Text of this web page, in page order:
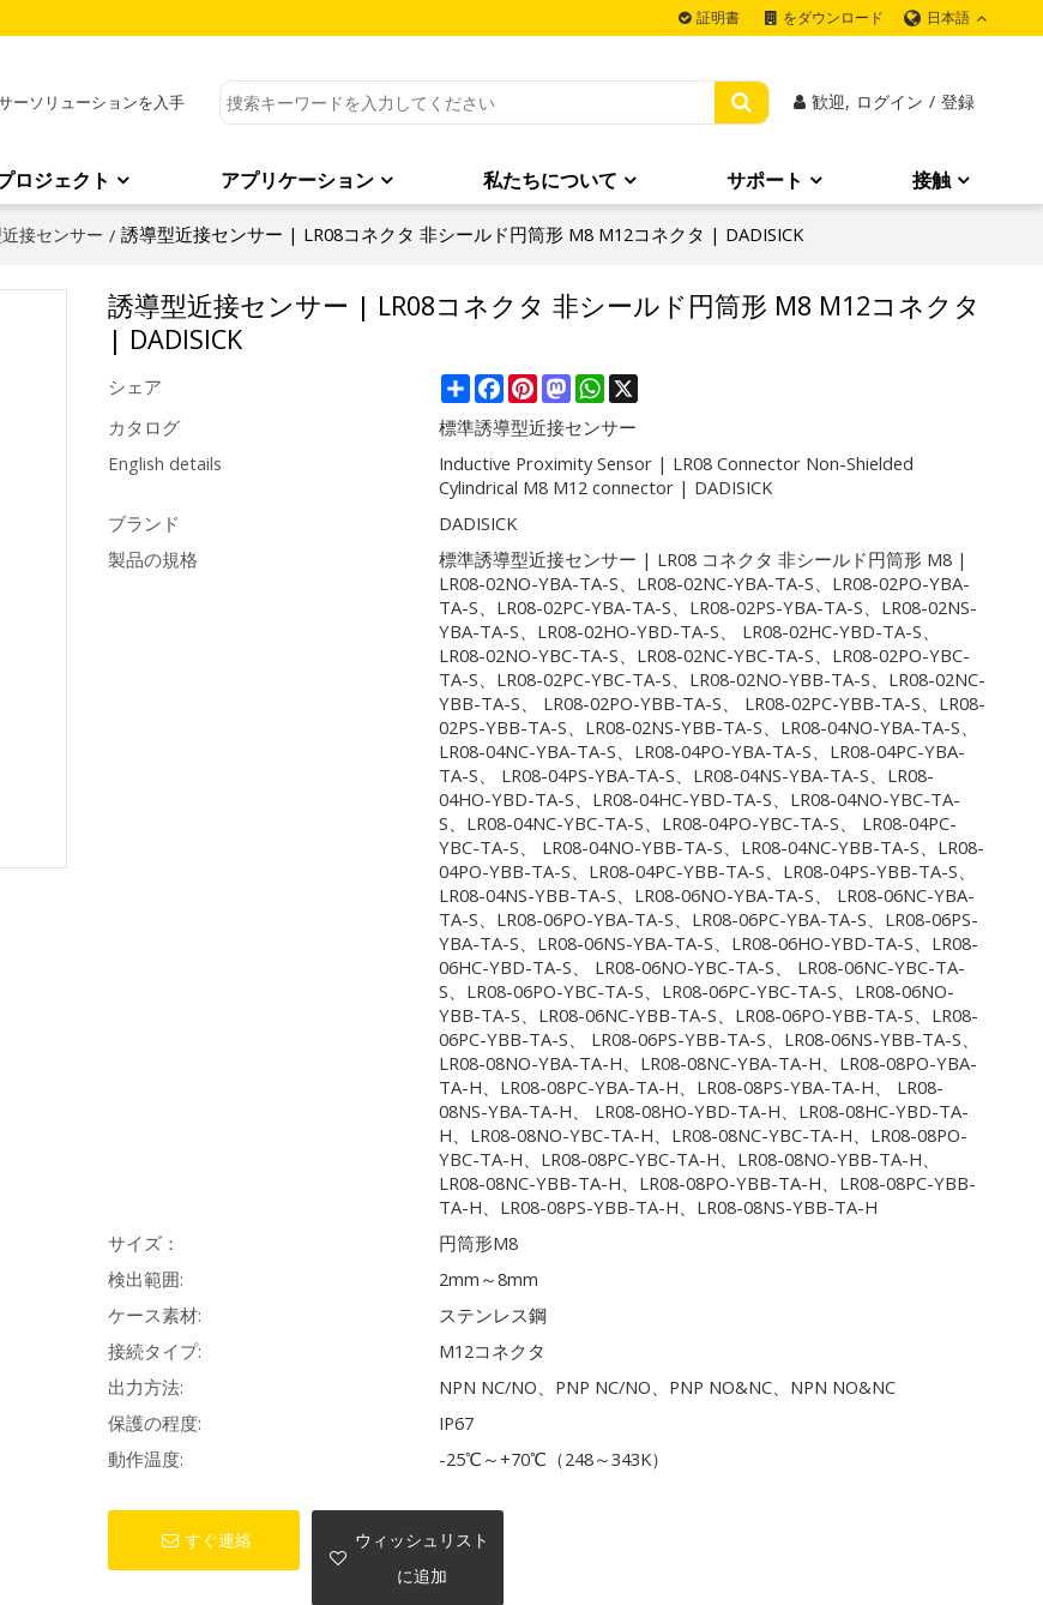
証明書 をダウンロード 日本語
ーソリューションを入手 歓迎, ログイン / 登録
ロジェクト アプリケーション 私たちについて サポート 接触
接センサー / 誘導型近接センサー | LR08コネクタ 非シールド円筒形 M8 M12コネクタ | DADISICK
誘導型近接センサー | LR08コネクタ 非シールド円筒形 M8 M12コネクタ
| DADISICK
シェア ShareFacebook
PinterestMastodonWhatsApp
カタログ
標準誘導型近接センサー
English details
Inductive Proximity Sensor | LR08 Connector Non-Shielded
Cylindrical M8 M12 connector | DADISICK
ブランド
DADISICK
製品の規格
標準誘導型近接センサー | LR08 コネクタ 非シールド円筒形 M8 |
LR08-02NO-YBA-TA-S、LR08-02NC-YBA-TA-S、LR08-02PO-YBA-
TA-S、LR08-02PC-YBA-TA-S、LR08-02PS-YBA-TA-S、LR08-02NS-
YBA-TA-S、LR08-02HO-YBD-TA-S、 LR08-02HC-YBD-TA-S、
LR08-02NO-YBC-TA-S、LR08-02NC-YBC-TA-S、LR08-02PO-YBC-
TA-S、LR08-02PC-YBC-TA-S、LR08-02NO-YBB-TA-S、LR08-02NC-
YBB-TA-S、 LR08-02PO-YBB-TA-S、 LR08-02PC-YBB-TA-S、LR08-
02PS-YBB-TA-S、LR08-02NS-YBB-TA-S、LR08-04NO-YBA-TA-S、
LR08-04NC-YBA-TA-S、LR08-04PO-YBA-TA-S、LR08-04PC-YBA-
TA-S、 LR08-04PS-YBA-TA-S、LR08-04NS-YBA-TA-S、LR08-
04HO-YBD-TA-S、LR08-04HC-YBD-TA-S、LR08-04NO-YBC-TA-
S、LR08-04NC-YBC-TA-S、LR08-04PO-YBC-TA-S、 LR08-04PC-
YBC-TA-S、 LR08-04NO-YBB-TA-S、LR08-04NC-YBB-TA-S、LR08-
04PO-YBB-TA-S、LR08-04PC-YBB-TA-S、LR08-04PS-YBB-TA-S、
LR08-04NS-YBB-TA-S、LR08-06NO-YBA-TA-S、 LR08-06NC-YBA-
TA-S、LR08-06PO-YBA-TA-S、LR08-06PC-YBA-TA-S、LR08-06PS-
YBA-TA-S、LR08-06NS-YBA-TA-S、LR08-06HO-YBD-TA-S、LR08-
06HC-YBD-TA-S、 LR08-06NO-YBC-TA-S、 LR08-06NC-YBC-TA-
S、LR08-06PO-YBC-TA-S、LR08-06PC-YBC-TA-S、LR08-06NO-
YBB-TA-S、LR08-06NC-YBB-TA-S、LR08-06PO-YBB-TA-S、LR08-
06PC-YBB-TA-S、 LR08-06PS-YBB-TA-S、LR08-06NS-YBB-TA-S、
LR08-08NO-YBA-TA-H、LR08-08NC-YBA-TA-H、LR08-08PO-YBA-
TA-H、LR08-08PC-YBA-TA-H、LR08-08PS-YBA-TA-H、 LR08-
08NS-YBA-TA-H、 LR08-08HO-YBD-TA-H、LR08-08HC-YBD-TA-
H、LR08-08NO-YBC-TA-H、LR08-08NC-YBC-TA-H、LR08-08PO-
YBC-TA-H、LR08-08PC-YBC-TA-H、LR08-08NO-YBB-TA-H、
LR08-08NC-YBB-TA-H、LR08-08PO-YBB-TA-H、LR08-08PC-YBB-
TA-H、LR08-08PS-YBB-TA-H、LR08-08NS-YBB-TA-H
サイズ：
円筒形M8
検出範囲:
2mm～8mm
ケース素材:
ステンレス鋼
接続タイプ:
M12コネクタ
出力方法:
NPN NC/NO、PNP NC/NO、PNP NO&NC、NPN NO&NC
保護の程度:
IP67
動作温度:
-25℃～+70℃（248～343K）
すぐ連絡
ウィッシュリスト
に追加